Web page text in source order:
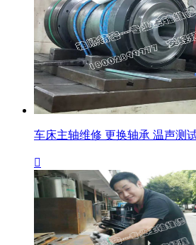
车床主轴维修 更换轴承 温声测
